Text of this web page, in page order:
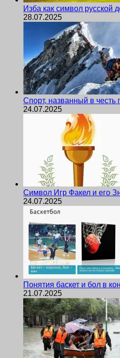
Изба как символ русской
28.07.2025
Спорт, названный в честь
24.07.2025
Символ Игр Факел и его
24.07.2025
Понятия баскет и бол в
21.07.2025